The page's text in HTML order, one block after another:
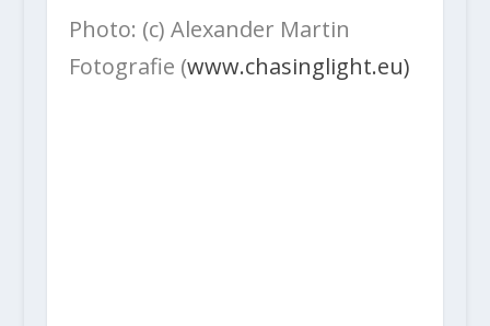
Photo: (c) Alexander Martin
Fotografie (www.chasinglight.eu)